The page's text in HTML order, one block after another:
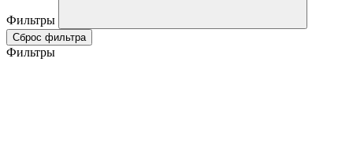
Фильтры
Сброс фильтра
Фильтры